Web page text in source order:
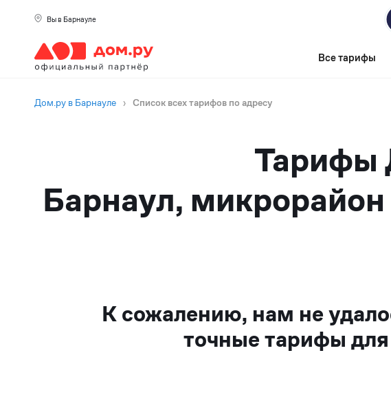
Вы в Барнауле
Все тарифы
Дом.ру в Барнауле › Список всех тарифов по адресу
Тарифы
Барнаул,
К сожалению, нам не
точные тарифы